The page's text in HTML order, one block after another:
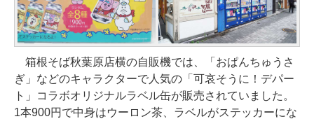
箱根そば秋葉原店横の自販機では、「おぱんちゅうさ
ぎ」などのキャラクターで人気の「可哀そうに！デパー
ト」コラボオリジナルラベル缶が販売されていました。
1本900円で中身はウーロン茶、ラベルがステッカーにな